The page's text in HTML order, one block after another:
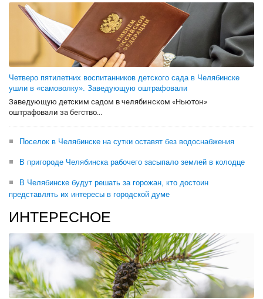
Четверо пятилетних воспитанников детского сада в Челябинске
ушли в «самоволку». Заведующую оштрафовали
Заведующую детским садом в челябинском «Ньютон»
оштрафовали за бегство...
Поселок в Челябинске на сутки оставят без водоснабжения
В пригороде Челябинска рабочего засыпало землей в колодце
В Челябинске будут решать за горожан, кто достоин
представлять их интересы в городской думе
ИНТЕРЕСНОЕ